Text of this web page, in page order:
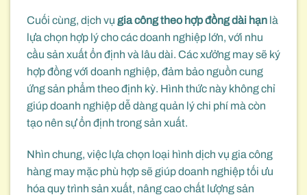
Cuối cùng, dịch vụ gia công theo hợp đồng dài hạn là
lựa chọn hợp lý cho các doanh nghiệp lớn, với nhu
cầu sản xuất ổn định và lâu dài. Các xưởng may sẽ ký
hợp đồng với doanh nghiệp, đảm bảo nguồn cung
ứng sản phẩm theo định kỳ. Hình thức này không chỉ
giúp doanh nghiệp dễ dàng quản lý chi phí mà còn
tạo nên sự ổn định trong sản xuất.
Nhìn chung, việc lựa chọn loại hình dịch vụ gia công
hàng may mặc phù hợp sẽ giúp doanh nghiệp tối ưu
hóa quy trình sản xuất, nâng cao chất lượng sản